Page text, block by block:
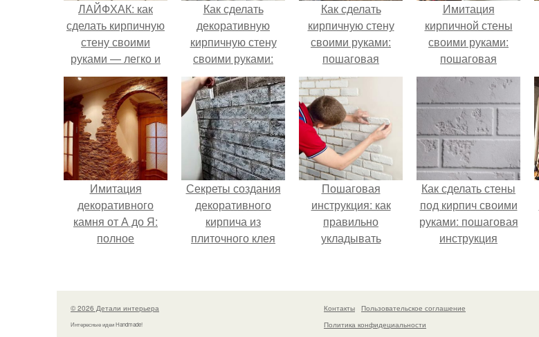
ЛАЙФХАК: как
сделать кирпичную
стену своими
руками — легко и
просто
Как сделать
декоративную
кирпичную стену
своими руками:
пошаговая
инструкция
Как сделать
кирпичную стену
своими руками:
пошаговая
инструкция
Имитация
кирпичной стены
своими руками:
пошаговая
инструкция
Имитация
декоративного
камня от А до Я:
полное
Секреты создания
декоративного
кирпича из
плиточного клея
Пошаговая
инструкция: как
правильно
укладывать
Как сделать стены
под кирпич своими
руками: пошаговая
инструкция
© 2026 Детали интерьера
Интересные идеи Handmade!
Контакты
Пользовательское соглашение
Политика конфидециальности